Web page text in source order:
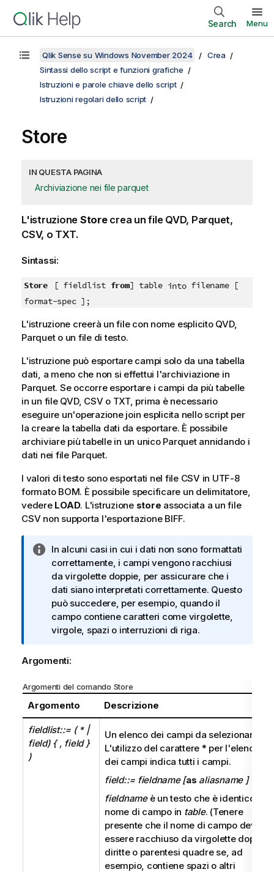
Search Menu
Qlik Sense su Windows November 2024
Crea
Sintassi dello script e funzioni grafiche
Istruzioni e parole chiave dello script
Istruzioni regolari dello script
Store
IN QUESTA PAGINA
Archiviazione nei file parquet
L'istruzione Storecrea un file QVD, Parquet,
CSV, o TXT.
Sintassi:
Store [ fieldlist from] table intofilename [
format-spec ];
L'istruzione creerà un file con nome esplicito QVD,
Parqueto un file di testo.
L'istruzione può esportare campi solo da una tabella
dati, a meno che non si effettui l'archiviazione in
Parquet. Se occorre esportare i campi da più tabelle
in un file QVD, CSV o TXT, prima è necessario
eseguire un'operazione join esplicita nello script per
la creare la tabella dati da esportare. È possibile
archiviare più tabelle in un unico Parquetannidando i
dati nei file Parquet.
I valori di testo sono esportati nel file CSVin UTF-8
formato BOM. È possibile specificare un delimitatore,
vedere LOAD. L'istruzione store associata a un file
CSVnon supporta l'esportazione BIFF.
N
o
t
a
i
n
f
r
a
t
i
c
a
In alcuni casi in cui i dati non sono formattati
correttamente, i campi vengono racchiusi
da virgolette doppie, per assicurare che i
dati siano interpretati correttamente. Questo
può succedere, per esempio, quando il
campo contiene caratteri come virgolette,
virgole, spazi o interruzioni di riga.
Argomenti:
Argomenti del comando Store
Argomento Descrizione
fieldlist::= (*|
field) { , field }
)
Un elenco dei campi da selezionare.
L'utilizzo del carattere * per l'elenco
dei campi indica tutti i campi.
field::= fieldname [as aliasname ]
fieldnameè un testo che è identico al
nome di campo in table. (Tenere
presente che il nome di campo deve
essere racchiuso da virgolette doppie
diritte o parentesi quadre se, ad
esempio, contiene spazi o altri